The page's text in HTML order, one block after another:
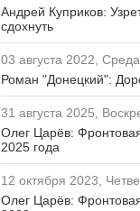
Андрей Куприков:
сдохнуть
03 августа 2022, Среда
Роман "Донецкий":
31 августа 2025,
Олег Царёв:
2025 года
12 октября 2023,
Олег Царёв: